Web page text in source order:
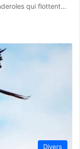
qui flottent…
Divers